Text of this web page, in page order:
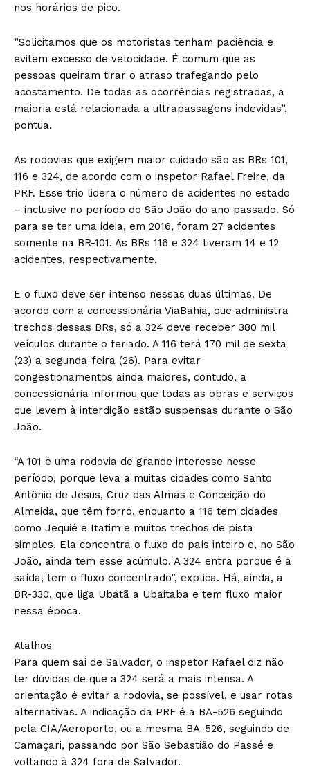
nos horários de pico.
“Solicitamos que os motoristas tenham paciência e
evitem excesso de velocidade. É comum que as
pessoas queiram tirar o atraso trafegando pelo
acostamento. De todas as ocorrências registradas, a
maioria está relacionada a ultrapassagens indevidas”,
pontua.
As rodovias que exigem maior cuidado são as BRs 101,
116 e 324, de acordo com o inspetor Rafael Freire, da
PRF. Esse trio lidera o número de acidentes no estado
– inclusive no período do São João do ano passado. Só
para se ter uma ideia, em 2016, foram 27 acidentes
somente na BR-101. As BRs 116 e 324 tiveram 14 e 12
acidentes, respectivamente.
E o fluxo deve ser intenso nessas duas últimas. De
acordo com a concessionária ViaBahia, que administra
trechos dessas BRs, só a 324 deve receber 380 mil
veículos durante o feriado. A 116 terá 170 mil de sexta
(23) a segunda-feira (26). Para evitar
congestionamentos ainda maiores, contudo, a
concessionária informou que todas as obras e serviços
que levem à interdição estão suspensas durante o São
João.
“A 101 é uma rodovia de grande interesse nesse
período, porque leva a muitas cidades como Santo
Antônio de Jesus, Cruz das Almas e Conceição do
Almeida, que têm forró, enquanto a 116 tem cidades
como Jequié e Itatim e muitos trechos de pista
simples. Ela concentra o fluxo do país inteiro e, no São
João, ainda tem esse acúmulo. A 324 entra porque é a
saída, tem o fluxo concentrado”, explica. Há, ainda, a
BR-330, que liga Ubatã a Ubaitaba e tem fluxo maior
nessa época.
Atalhos
Para quem sai de Salvador, o inspetor Rafael diz não
ter dúvidas de que a 324 será a mais intensa. A
orientação é evitar a rodovia, se possível, e usar rotas
alternativas. A indicação da PRF é a BA-526 seguindo
pela CIA/Aeroporto, ou a mesma BA-526, seguindo de
Camaçari, passando por São Sebastião do Passé e
voltando à 324 fora de Salvador.